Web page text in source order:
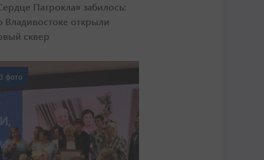
Патрокла» забилось:
Владивостоке открыли
сквер
фото